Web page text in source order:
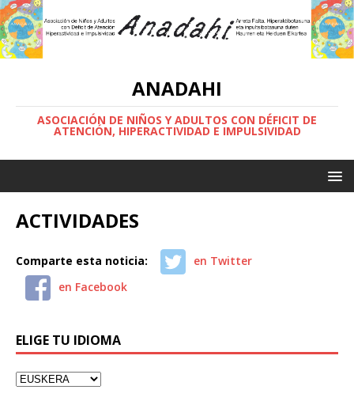
ANADAHI
ASOCIACIÓN DE NIÑOS Y ADULTOS CON DÉFICIT DE
ATENCIÓN, HIPERACTIVIDAD E IMPULSIVIDAD
ACTIVIDADES
Comparte esta noticia:
en Twitter
en Facebook
ELIGE TU IDIOMA